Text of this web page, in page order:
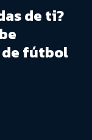
de ti?
de fútbol